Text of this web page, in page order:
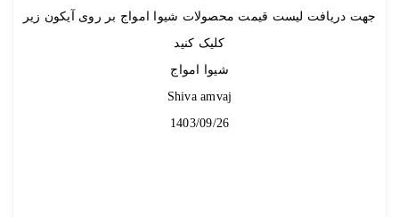
جهت دریافت لیست قیمت محصولات شیوا امواج بر روی آیکون زیر
کلیک کنید
شیوا امواج
Shiva amvaj
1403/09/26